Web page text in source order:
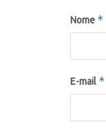
Nome *
E-mail *